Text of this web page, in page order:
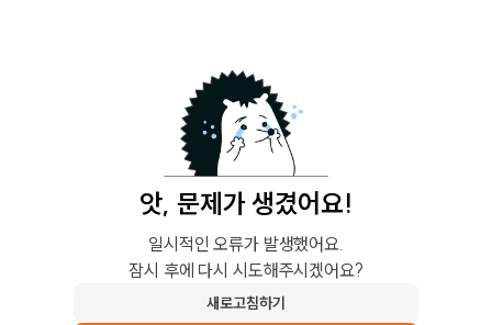
앗, 문제가 생겼어요!
일시적인 오류가 발생했어요.
잠시 후에 다시 시도해주시겠어요?
새로고침하기